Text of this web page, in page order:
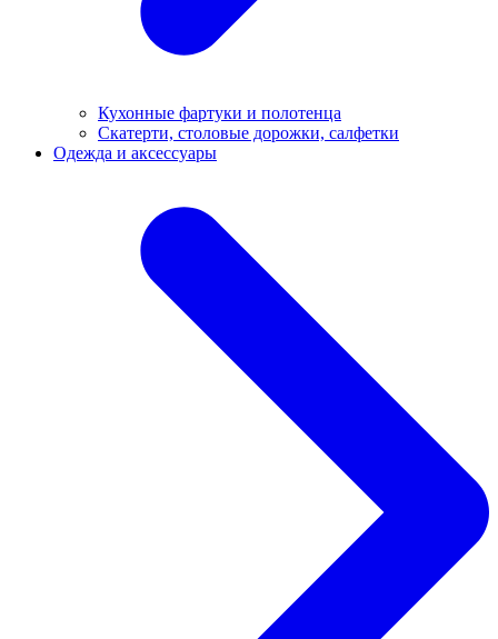
Кухонные фартуки и полотенца
Скатерти, столовые дорожки, салфетки
Одежда и аксессуары